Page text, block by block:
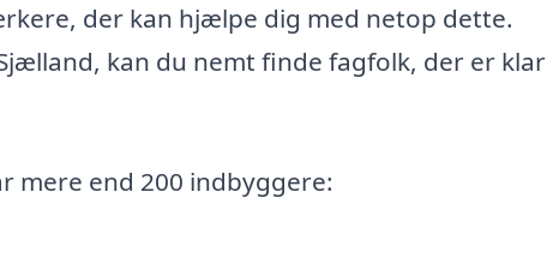
der kan hjælpe dig med netop dette.
kan du nemt finde fagfolk, der er klar
mere end 200 indbyggere: